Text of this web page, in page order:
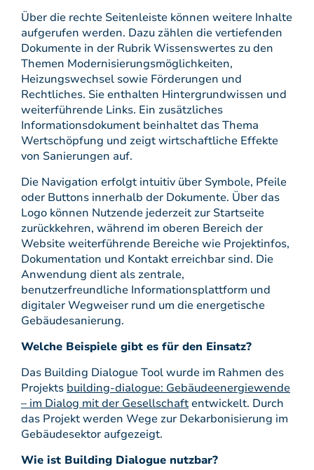
Über die rechte Seitenleiste können weitere Inhalte
aufgerufen werden. Dazu zählen die vertiefenden
Dokumente in der Rubrik Wissenswertes zu den
Themen Modernisierungsmöglichkeiten,
Heizungswechsel sowie Förderungen und
Rechtliches. Sie enthalten Hintergrundwissen und
weiterführende Links. Ein zusätzliches
Informationsdokument beinhaltet das Thema
Wertschöpfung und zeigt wirtschaftliche Effekte
von Sanierungen auf.
Die Navigation erfolgt intuitiv über Symbole, Pfeile
oder Buttons innerhalb der Dokumente. Über das
Logo können Nutzende jederzeit zur Startseite
zurückkehren, während im oberen Bereich der
Website weiterführende Bereiche wie Projektinfos,
Dokumentation und Kontakt erreichbar sind. Die
Anwendung dient als zentrale,
benutzerfreundliche Informationsplattform und
digitaler Wegweiser rund um die energetische
Gebäudesanierung.
Welche Beispiele gibt es für den Einsatz?
Das Building Dialogue Tool wurde im Rahmen des
Projekts building-dialogue: Gebäudeenergiewende
– im Dialog mit der Gesellschaftentwickelt. Durch
das Projekt werden Wege zur Dekarbonisierung im
Gebäudesektor aufgezeigt.
Wie ist Building Dialogue nutzbar?